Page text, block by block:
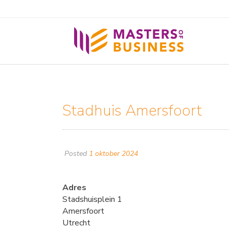
Stadhuis Amersfoort
Posted 1 oktober 2024
Adres
Stadshuisplein 1
Amersfoort
Utrecht